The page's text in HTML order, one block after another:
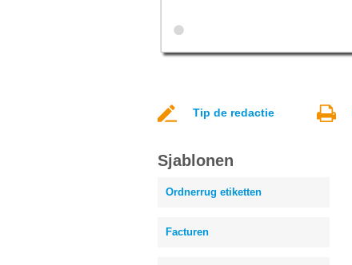
Tip de redactie
Sjablonen
Ordnerrug etiketten
Facturen